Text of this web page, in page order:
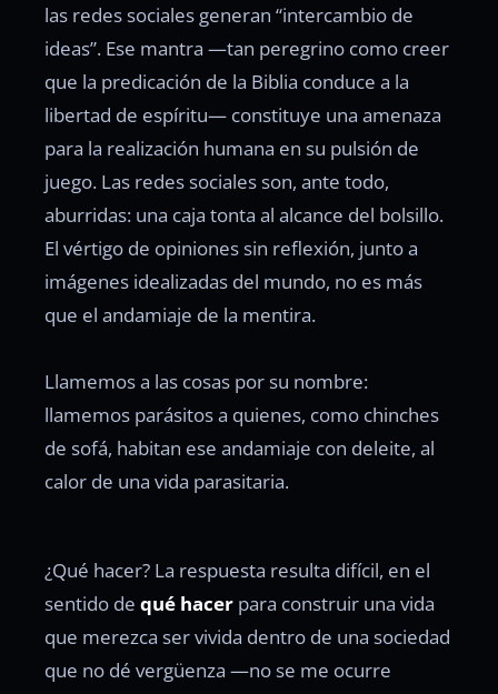
las redes sociales generan “intercambio de
ideas”. Ese mantra —tan peregrino como creer
que la predicación de la Biblia conduce a la
libertad de espíritu— constituye una amenaza
para la realización humana en su pulsión de
juego. Las redes sociales son, ante todo,
aburridas: una caja tonta al alcance del bolsillo.
El vértigo de opiniones sin reflexión, junto a
imágenes idealizadas del mundo, no es más
que el andamiaje de la mentira.
Llamemos a las cosas por su nombre:
llamemos parásitos a quienes, como chinches
de sofá, habitan ese andamiaje con deleite, al
calor de una vida parasitaria.
¿Qué hacer? La respuesta resulta difícil, en el
sentido de qué hacer para construir una vida
que merezca ser vivida dentro de una sociedad
que no dé vergüenza —no se me ocurre